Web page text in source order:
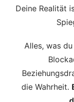
Deine Realität
Alles, was
die Wahrheit.